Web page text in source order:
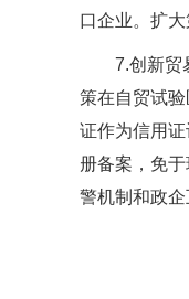
口企业。扩
7.创新贸
策在自贸试
证作为信用证
册备案，免
警机制和政企